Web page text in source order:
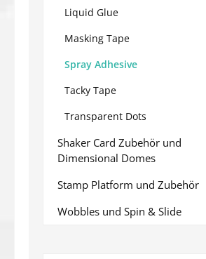
Liquid Glue
Masking Tape
Spray Adhesive
Tacky Tape
Transparent Dots
Shaker Card Zubehör und
Dimensional Domes
Stamp Platform und Zubehör
Wobbles und Spin & Slide